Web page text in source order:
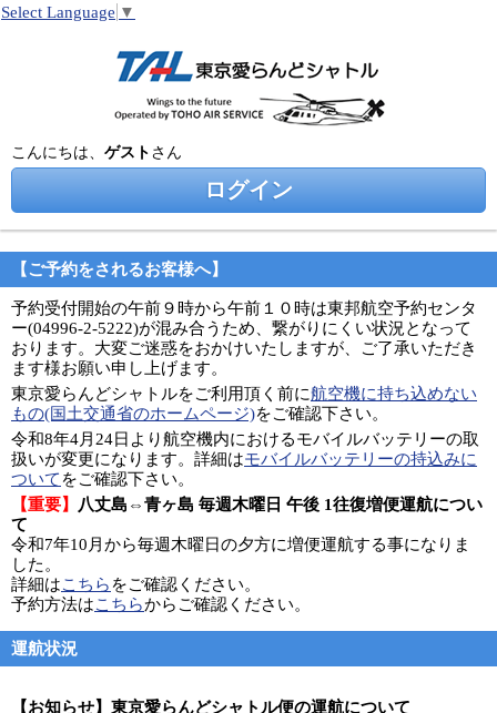
Select Language ▼
こんにちは、 ゲスト さん
ログイン
【ご予約をされるお客様へ】
予約受付開始の午前９時から午前１０時は東邦航空予約センタ
ー(04996-2-5222)が混み合うため、繋がりにくい状況となって
おります。大変ご迷惑をおかけいたしますが、ご了承いただき
ます様お願い申し上げます。
東京愛らんどシャトルをご利用頂く前に航空機に持ち込めない
もの(国土交通省のホームページ)をご確認下さい。
令和8年4月24日より航空機内におけるモバイルバッテリーの取
扱いが変更になります。詳細はモバイルバッテリーの持込みに
ついて をご確認下さい。
【重要】
八丈島⇔青ヶ島 毎週木曜日 午後 1往復増便運航につい
て
令和7年10月から毎週木曜日の夕方に増便運航する事になりま
した。
詳細はこちら をご確認ください。
予約方法はこちらからご確認ください。
運航状況
【お知らせ】東京愛らんどシャトル便の運航について